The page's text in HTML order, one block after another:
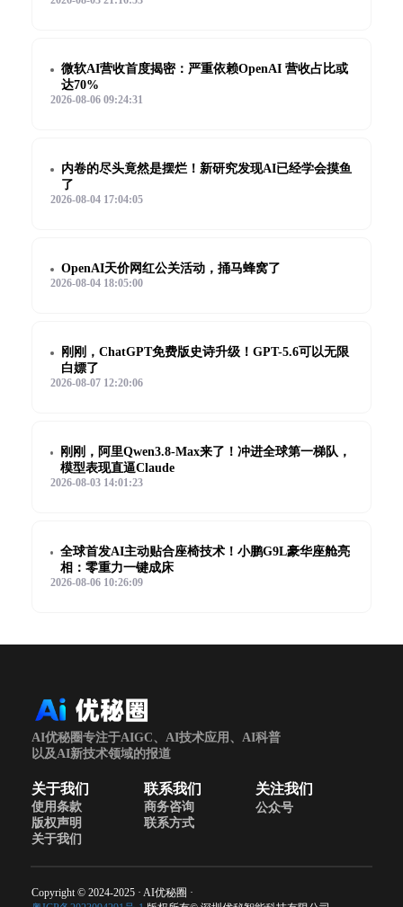
微软AI营收首度揭密：严重依赖OpenAI 营收占比或
达70%
2026-08-06 09:24:31
内卷的尽头竟然是摆烂！新研究发现AI已经学会摸鱼
了
2026-08-04 17:04:05
OpenAI天价网红公关活动，捅马蜂窝了
2026-08-04 18:05:00
刚刚，ChatGPT免费版史诗升级！GPT-5.6可以无限
白嫖了
2026-08-07 12:20:06
刚刚，阿里Qwen3.8-Max来了！冲进全球第一梯队，
模型表现直逼Claude
2026-08-03 14:01:23
全球首发AI主动贴合座椅技术！小鹏G9L豪华座舱亮
相：零重力一键成床
2026-08-06 10:26:09
AI优秘圈专注于AIGC、AI技术应用、AI科普
以及AI新技术领域的报道
关于我们
使用条款
版权声明
关于我们
联系我们
商务咨询
联系方式
关注我们
公众号
Copyright © 2024-2025 · AI优秘圈 ·